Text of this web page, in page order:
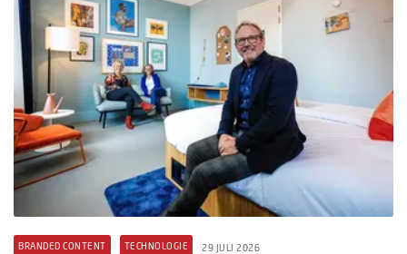
BRANDED CONTENT TECHNOLOGIE 29 JULI 2026